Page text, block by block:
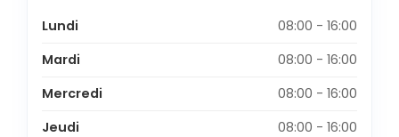
Lundi
08:00 - 16:00
Mardi
08:00 - 16:00
Mercredi
08:00 - 16:00
Jeudi
08:00 - 16:00